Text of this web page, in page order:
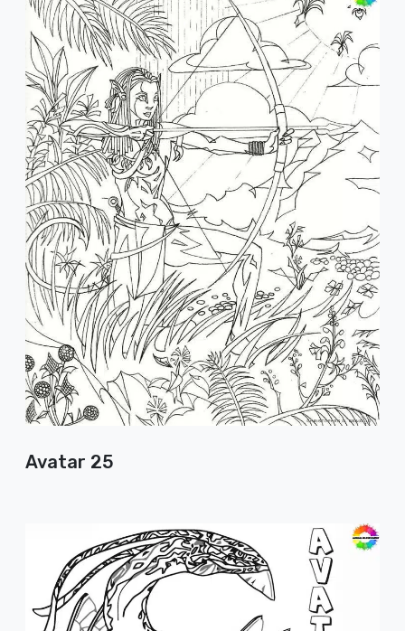
Avatar 25